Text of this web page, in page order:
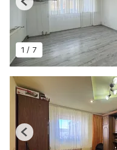
1 / 7
Previous
Previous